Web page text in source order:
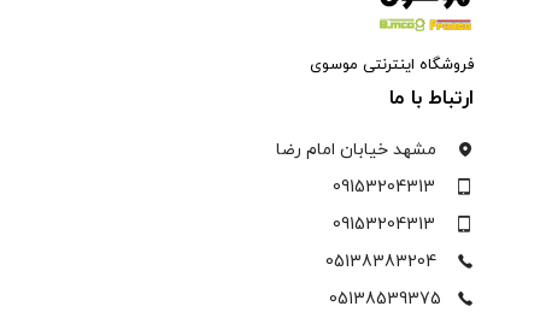
فروشگاه اینترنتی موسوی
ارتباط با ما
مشهد خیابان امام رضا
09153204313
09153204313
05138383204
05138539375